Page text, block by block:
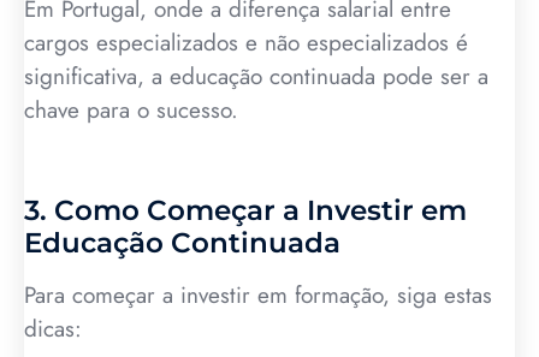
Em Portugal, onde a diferença salarial entre
cargos especializados e não especializados é
significativa, a educação continuada pode ser a
chave para o sucesso.
3. Como Começar a Investir em
Educação Continuada
Para começar a investir em formação, siga estas
dicas: